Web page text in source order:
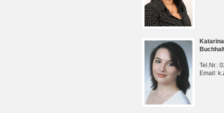
Tel.Nr.:
Email: